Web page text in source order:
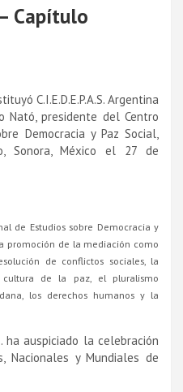
Capí­tulo
C.I.E.D.E.P.A.S. Argentina
Nató, presidente del Centro
Democracia y Paz Social,
Sonora, México el 27 de
de Estudios sobre Democracia y
promoción de la mediación como
de conflictos sociales, la
de la paz, el pluralismo
los derechos humanos y la
ha auspiciado la celebración
Nacionales y Mundiales de